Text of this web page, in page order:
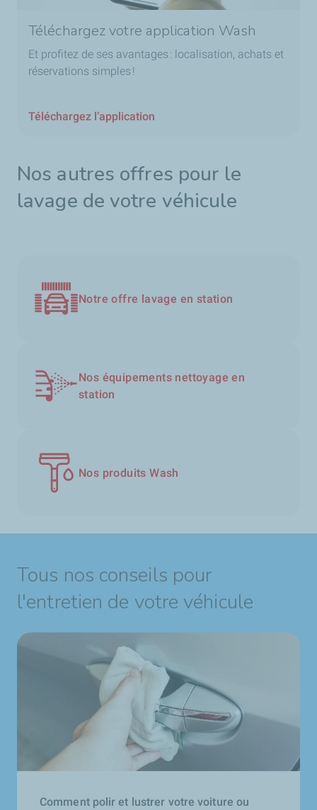
Téléchargez votre application Wash
Et profitez de ses avantages : localisation, achats et
réservations simples !
Téléchargez l’application
Nos autres offres pour le
lavage de votre véhicule
Notre offre lavage en station
Nos équipements nettoyage en
station
Nos produits Wash
Tous nos conseils pour
l'entretien de votre véhicule
Comment polir et lustrer votre voiture ou